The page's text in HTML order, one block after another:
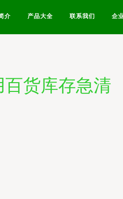
介 产品大全 联系我们 企
货库存急清